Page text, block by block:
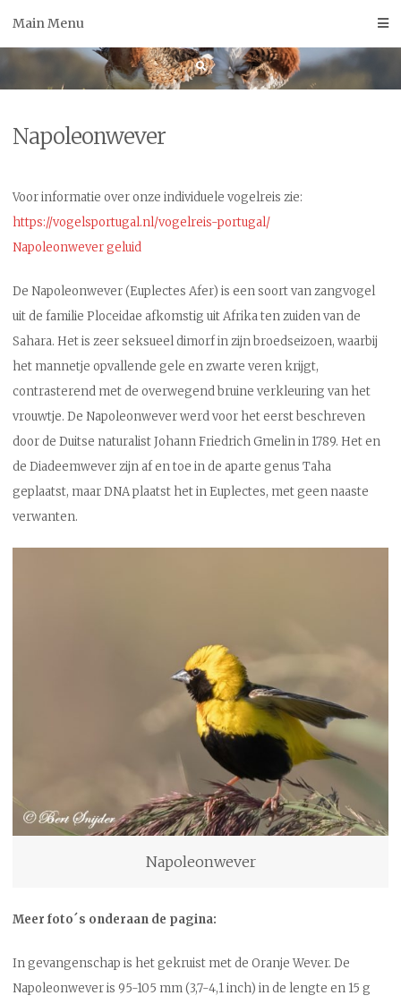
Main Menu
Napoleonwever
Voor informatie over onze individuele vogelreis zie:
https://vogelsportugal.nl/vogelreis-portugal/
Napoleonwever geluid
De Napoleonwever (Euplectes Afer) is een soort van zangvogel
uit de familie Ploceidae afkomstig uit Afrika ten zuiden van de
Sahara. Het is zeer seksueel dimorf in zijn broedseizoen, waarbij
het mannetje opvallende gele en zwarte veren krijgt,
contrasterend met de overwegend bruine verkleuring van het
vrouwtje. De Napoleonwever werd voor het eerst beschreven
door de Duitse naturalist Johann Friedrich Gmelin in 1789. Het en
de Diadeemwever zijn af en toe in de aparte genus Taha
geplaatst, maar DNA plaatst het in Euplectes, met geen naaste
verwanten.
Napoleonwever
Meer foto´s onderaan de pagina:
In gevangenschap is het gekruist met de Oranje Wever. De
Napoleonwever is 95-105 mm (3,7-4,1 inch) in de lengte en 15 g